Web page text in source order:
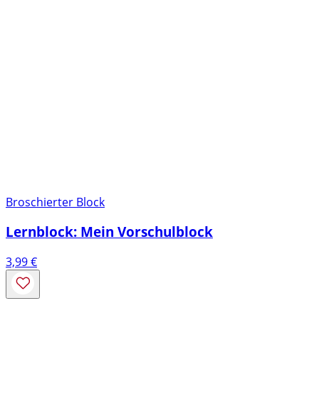
Broschierter Block
Lernblock: Mein Vorschulblock
3,99€